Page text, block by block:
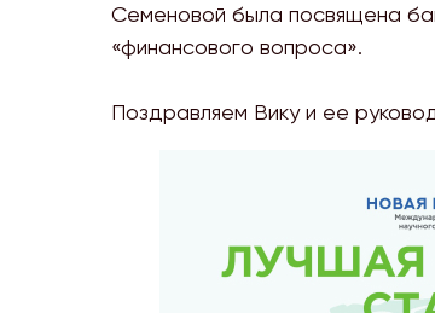
Семеновой была посвящена
«финансового вопроса».
Поздравляем Вику и ее